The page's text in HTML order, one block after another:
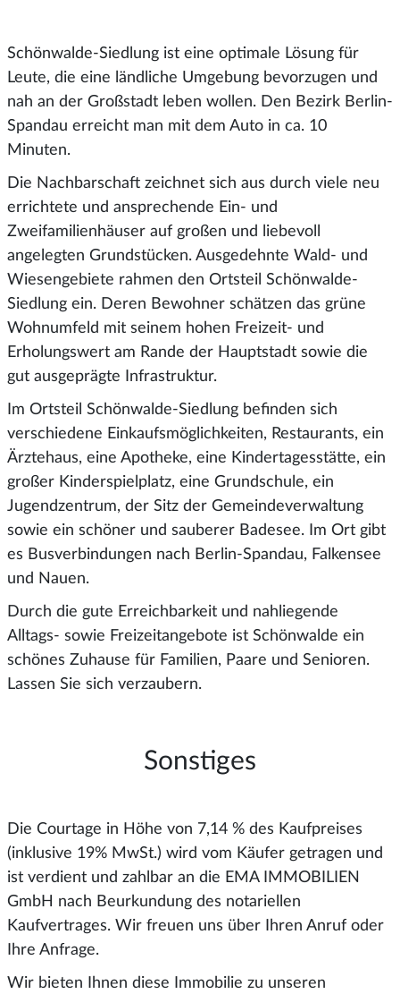
Schönwalde-Siedlung ist eine optimale Lösung für
Leute, die eine ländliche Umgebung bevorzugen und
nah an der Großstadt leben wollen. Den Bezirk Berlin-
Spandau erreicht man mit dem Auto in ca. 10
Minuten.
Die Nachbarschaft zeichnet sich aus durch viele neu
errichtete und ansprechende Ein- und
Zweifamilienhäuser auf großen und liebevoll
angelegten Grundstücken. Ausgedehnte Wald- und
Wiesengebiete rahmen den Ortsteil Schönwalde-
Siedlung ein. Deren Bewohner schätzen das grüne
Wohnumfeld mit seinem hohen Freizeit- und
Erholungswert am Rande der Hauptstadt sowie die
gut ausgeprägte Infrastruktur.
Im Ortsteil Schönwalde-Siedlung befinden sich
verschiedene Einkaufsmöglichkeiten, Restaurants, ein
Ärztehaus, eine Apotheke, eine Kindertagesstätte, ein
großer Kinderspielplatz, eine Grundschule, ein
Jugendzentrum, der Sitz der Gemeindeverwaltung
sowie ein schöner und sauberer Badesee. Im Ort gibt
es Busverbindungen nach Berlin-Spandau, Falkensee
und Nauen.
Durch die gute Erreichbarkeit und nahliegende
Alltags- sowie Freizeitangebote ist Schönwalde ein
schönes Zuhause für Familien, Paare und Senioren.
Lassen Sie sich verzaubern.
Sonstiges
Die Courtage in Höhe von 7,14 % des Kaufpreises
(inklusive 19% MwSt.) wird vom Käufer getragen und
ist verdient und zahlbar an die EMA IMMOBILIEN
GmbH nach Beurkundung des notariellen
Kaufvertrages. Wir freuen uns über Ihren Anruf oder
Ihre Anfrage.
Wir bieten Ihnen diese Immobilie zu unseren